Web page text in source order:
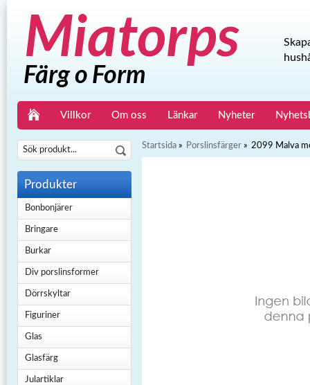
Villkor Om oss Länkar Nyheter
Produkter
Bonbonjärer
Bringare
Burkar
Div porslinsformer
Dörrskyltar
Figuriner
Glas
Glasfärg
Julartiklar
Startsida » Porslinsfärger » 2099 Malva